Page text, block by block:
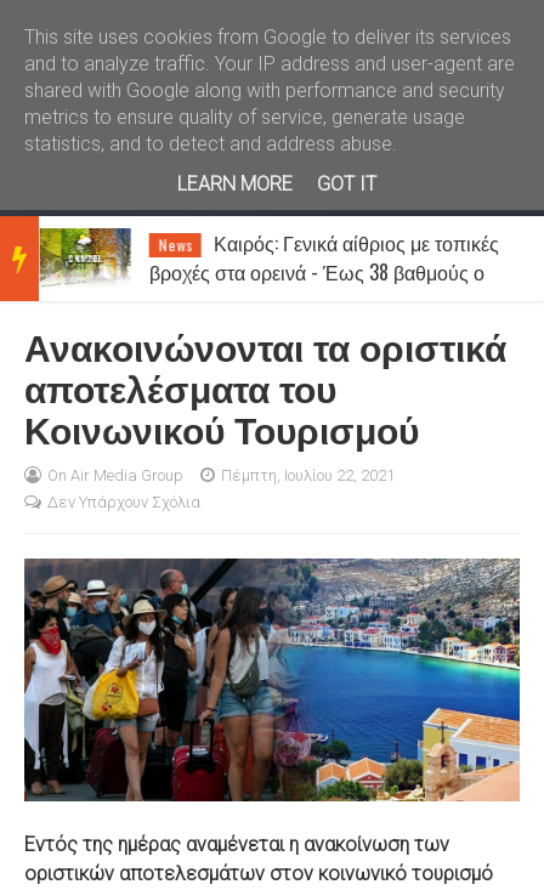
Καλώς ήλθατε Kral News
BRE
AKIN
NEW
News
Καιρός: Γενικά αίθριος με τοπικές
βροχές στα ορεινά - Έως 38 βαθμούς ο
Ανακοινώνονται τα οριστικά
αποτελέσματα του
Κοινωνικού Τουρισμού
On Air Media Group
Πέμπτη, Ιουλίου 22, 2021
Δεν Υπάρχουν Σχόλια
Εντός της ημέρας αναμένεται η ανακοίνωση των
οριστικών αποτελεσμάτων στον κοινωνικό τουρισμό
This site uses cookies from Google to deliver its services
and to analyze traffic. Your IP address and user-agent are
shared with Google along with performance and security
metrics to ensure quality of service, generate usage
statistics, and to detect and address abuse.
LEARN MORE
GOT IT